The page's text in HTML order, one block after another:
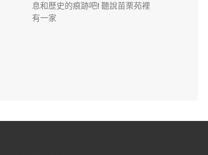
息和歷史的痕跡吧! 聽說苗栗苑裡
有一家